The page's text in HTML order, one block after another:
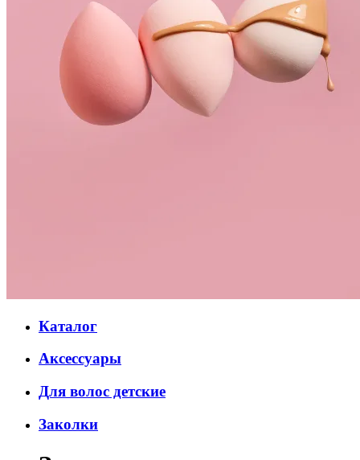
Каталог
Аксессуары
Для волос детские
Заколки